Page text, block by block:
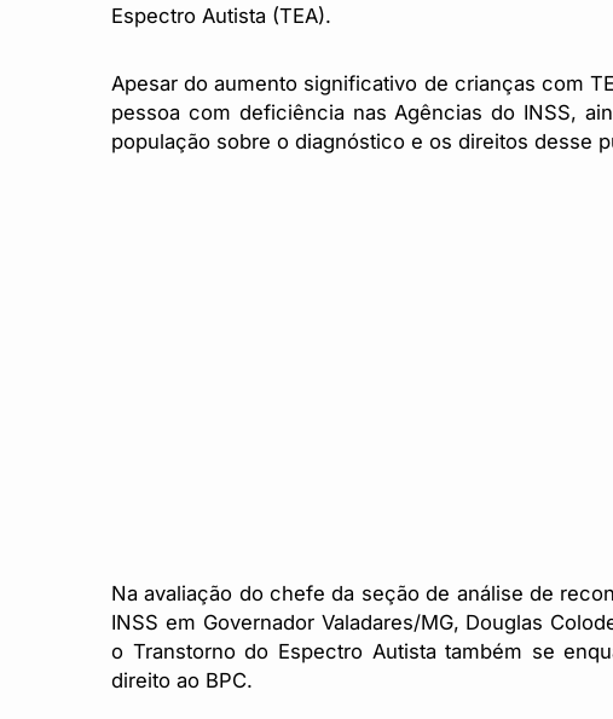
Espectro Autista (TEA).
Apesar do aumento significativo de crianças com
pessoa com deficiência nas Agências do INSS,
população sobre o diagnóstico e os direitos desse
Na avaliação do chefe da seção de análise de
INSS em Governador Valadares/MG, Douglas
o Transtorno do Espectro Autista também se
direito ao BPC.